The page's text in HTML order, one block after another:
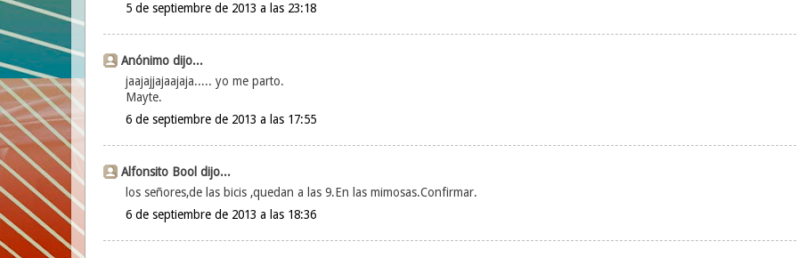
5 de septiembre de 2013 a las 23:18
Anónimo dijo...
jaajajjajaajaja..... yo me parto.
Mayte.
6 de septiembre de 2013 a las 17:55
Alfonsito Bool dijo...
los señores,de las bicis ,quedan a las 9.En las mimosas.Confirmar.
6 de septiembre de 2013 a las 18:36